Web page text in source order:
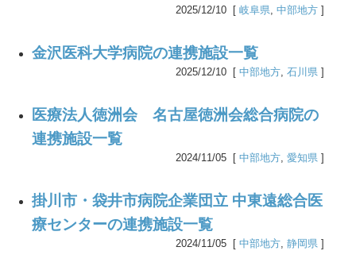
2025/12/10 [ 岐阜県 中部地方 ]
金沢医科大学病院の連携施設一覧
2025/12/10 [ 中部地方 石川県 ]
医療法人徳洲会 名古屋徳洲会総合病院の
連携施設一覧
2024/11/05 [ 中部地方 愛知県 ]
掛川市・袋井市病院企業団立 中東遠総合医
療センターの連携施設一覧
2024/11/05 [ 中部地方 静岡県 ]